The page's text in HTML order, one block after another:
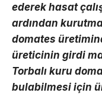
ederek hasat
ardından
domates
üreticinin girdi
Torbalı kuru
bulabilmesi için